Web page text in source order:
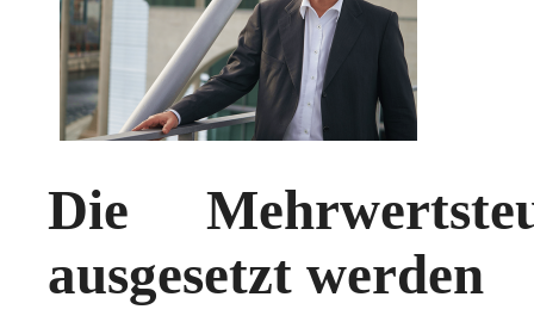
Die
ausgesetzt werden